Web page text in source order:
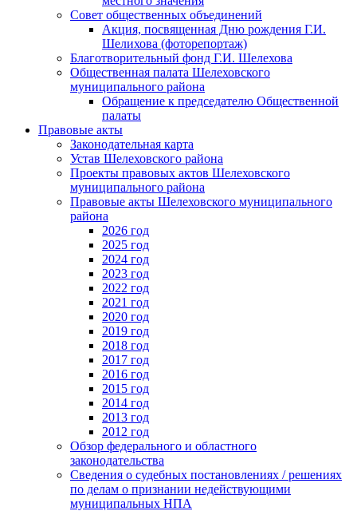
Совет общественных объединений
Акция, посвященная Дню рождения Г.И.
Шелихова (фоторепортаж)
Благотворительный фонд Г.И. Шелехова
Общественная палата Шелеховского
муниципального района
Обращение к председателю Общественной
палаты
Правовые акты
Законодательная карта
Устав Шелеховского района
Проекты правовых актов Шелеховского
муниципального района
Правовые акты Шелеховского муниципального
района
2026 год
2025 год
2024 год
2023 год
2022 год
2021 год
2020 год
2019 год
2018 год
2017 год
2016 год
2015 год
2014 год
2013 год
2012 год
Обзор федерального и областного
законодательства
Сведения о судебных постановлениях / решениях
по делам о признании недействующими
муниципальных НПА